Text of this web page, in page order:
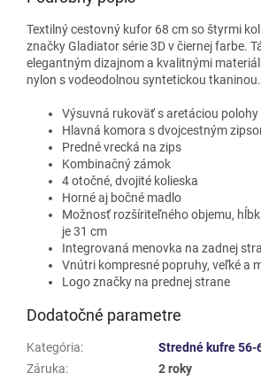
Textilný cestovný kufor 68 cm so štyrmi
značky Gladiator série 3D v čiernej farbe.
elegantným dizajnom a kvalitnými
nylon s vodeodolnou syntetickou tkaninou.
Výsuvná rukoväť s aretáciou polohy
Hlavná komora s dvojcestným
Predné vrecká na zips
Kombinačný zámok
4 otočné, dvojité kolieska
Horné aj bočné madlo
Možnosť rozšíriteľného objemu,
je 31 cm
Integrovaná menovka na zadnej
Vnútri kompresné popruhy, veľké a
Logo značky na prednej strane
Dodatočné parametre
Kategória:
Stredné kufre 56-
Záruka:
2 roky